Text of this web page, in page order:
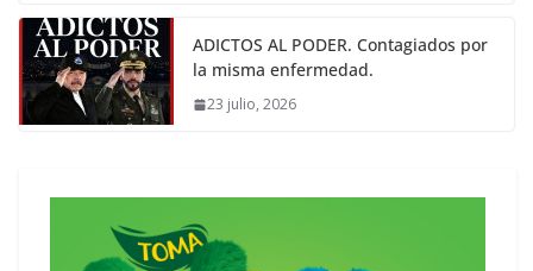
ADICTOS AL PODER. Contagiados por
la misma enfermedad.
23 julio, 2026